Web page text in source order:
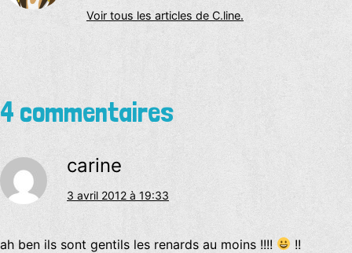
Voir tous les articles de C.line.
4 commentaires
carine
3 avril 2012 à 19:33
ah ben ils sont gentils les renards au moins !!!!
!!